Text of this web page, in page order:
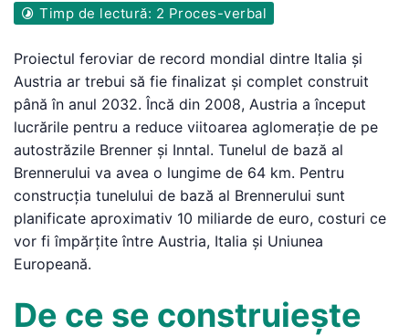
Timp de lectură: 2 Proces-verbal
Proiectul feroviar de record mondial dintre Italia și
Austria ar trebui să fie finalizat și complet construit
până în anul 2032. Încă din 2008, Austria a început
lucrările pentru a reduce viitoarea aglomerație de pe
autostrăzile Brenner și Inntal. Tunelul de bază al
Brennerului va avea o lungime de 64 km. Pentru
construcția tunelului de bază al Brennerului sunt
planificate aproximativ 10 miliarde de euro, costuri ce
vor fi împărțite între Austria, Italia și Uniunea
Europeană.
De ce se construiește